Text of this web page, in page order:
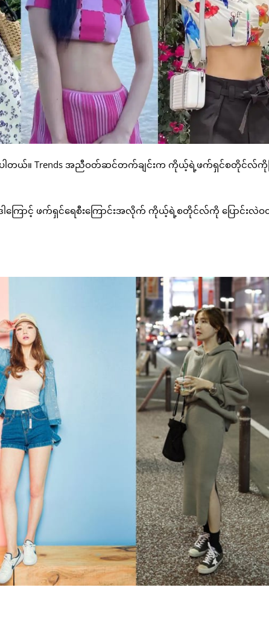
တယ်။ Trends အညီဝတ်ဆင်တက်ချင်းက ကိုယ့်ရဲ့ဖက်ရှင်စတိုင်လ်ကို
ါကြောင့် ဖက်ရှင်ရေစီးကြောင်းအလိုက် ကိုယ့်ရဲ့စတိုင်လ်ကို ပြောင်းလဲ